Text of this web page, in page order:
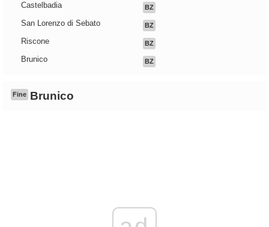
Castelbadia BZ
San Lorenzo di Sebato BZ
Riscone BZ
Brunico BZ
Fine Brunico